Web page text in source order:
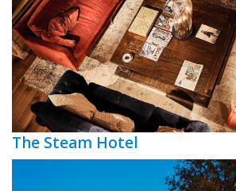
The Steam Hotel